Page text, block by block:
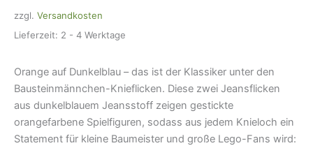
cm,
Flicken
zzgl. Versandkosten
Lieferzeit: 2 - 4 Werktage
Orange auf Dunkelblau – das ist der Klassiker unter den
Bausteinmännchen-Knieflicken. Diese zwei Jeansflicken
aus dunkelblauem Jeansstoff zeigen gestickte
orangefarbene Spielfiguren, sodass aus jedem Knieloch ein
Statement für kleine Baumeister und große Lego-Fans wird: